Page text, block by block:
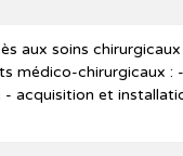
aux soins
médico-chirurgicaux : -
- acquisition et